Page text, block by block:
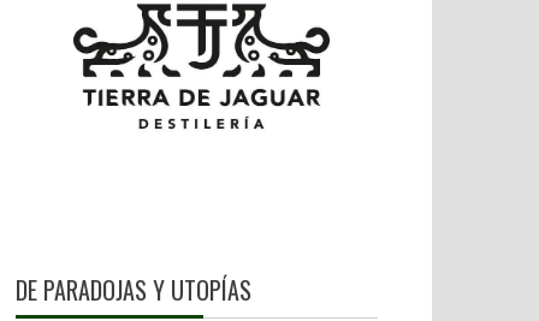
DE PARADOJAS Y UTOPÍAS